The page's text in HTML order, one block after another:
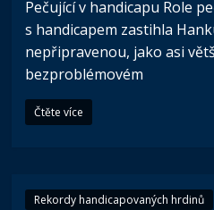
Pečující v handicapu Role
s handicapem zastihla
nepřipravenou, jako asi
bezproblémovém
Čtěte více
Rekordy handicapovaných hrdinů